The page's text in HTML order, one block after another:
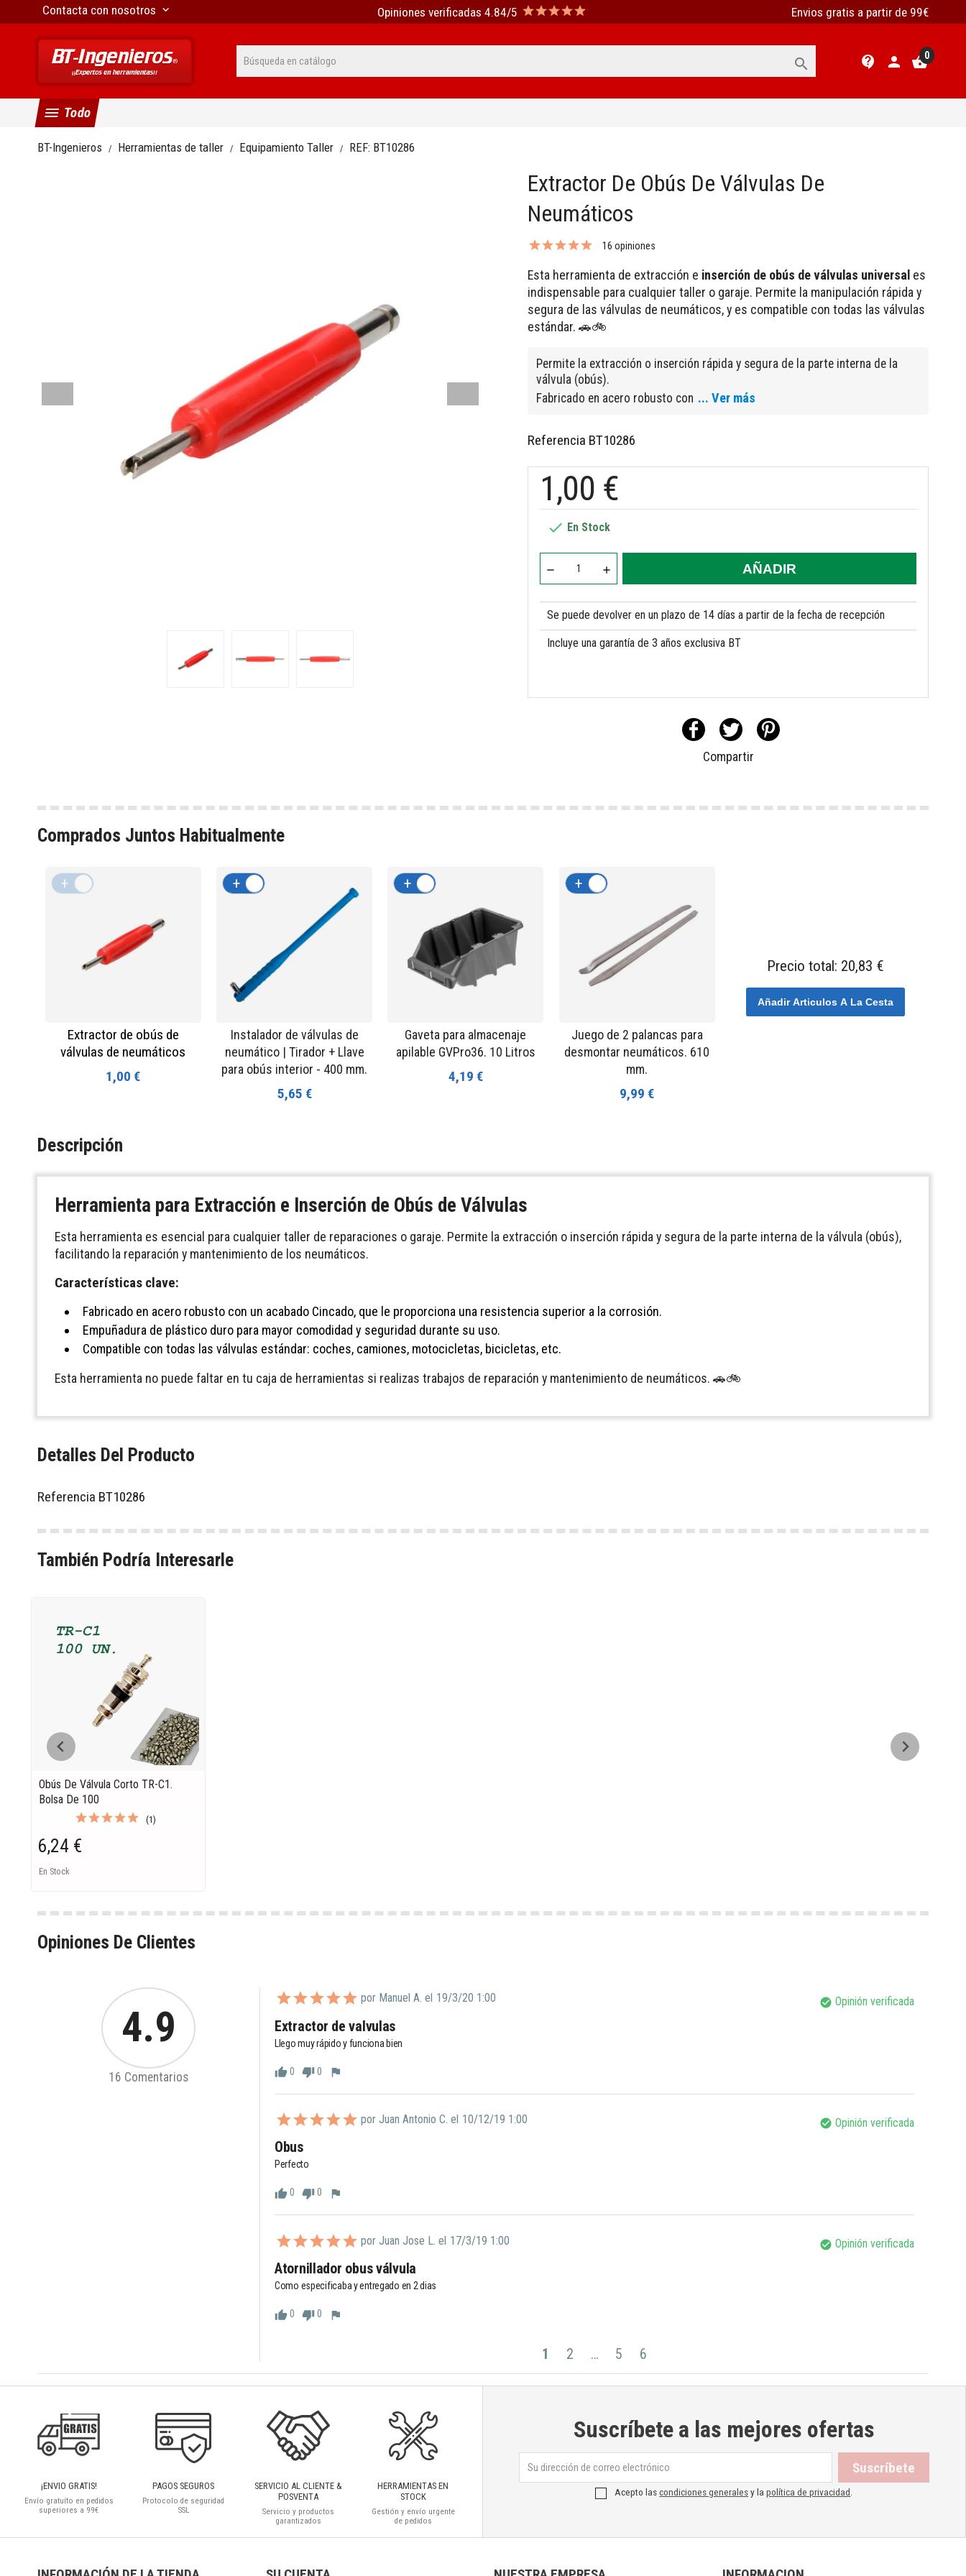
Contacta con nosotros keyboard_arrow_down Opiniones verificadas 4.84/5 Envios gratis a partir de 99€
 contact_support person shopping_basket0
menu Todo
BT-Ingenieros Herramientas de taller Equipamiento Taller REF: BT10286
Extractor De Obús De Válvulas De
Neumáticos
16 opiniones
Esta herramienta de extracción e inserción de obús de válvulas universal es
indispensable para cualquier taller o garaje. Permite la manipulación rápida y
segura de las válvulas de neumáticos, y es compatible con todas las válvulas
estándar. 🚗🚲
Permite la extracción o inserción rápida y segura de la parte interna de la
válvula (obús).
Fabricado en acero robusto con ... Ver más
Referencia BT10286
1,00 €
 En Stock
AÑADIR
Se puede devolver en un plazo de 14 días a partir de la fecha de recepción
Incluye una garantía de 3 años exclusiva BT
Compartir
Comprados Juntos Habitualmente
Extractor de obús de
válvulas de neumáticos
1,00 €
+
Instalador de válvulas de
neumático | Tirador + Llave
para obús interior - 400 mm.
5,65 €
+
Gaveta para almacenaje
apilable GVPro36. 10 Litros
4,19 €
+
Juego de 2 palancas para
desmontar neumáticos. 610
mm.
9,99 €
+
Precio total: 20,83 €
Añadir Articulos A La Cesta
Descripción
Herramienta para Extracción e Inserción de Obús de Válvulas
Esta herramienta es esencial para cualquier taller de reparaciones o garaje. Permite la extracción o inserción rápida y segura de la parte interna de la válvula (obús),
facilitando la reparación y mantenimiento de los neumáticos.
Características clave:
Fabricado en acero robusto con un acabado Cincado, que le proporciona una resistencia superior a la corrosión.
Empuñadura de plástico duro para mayor comodidad y seguridad durante su uso.
Compatible con todas las válvulas estándar: coches, camiones, motocicletas, bicicletas, etc.
Esta herramienta no puede faltar en tu caja de herramientas si realizas trabajos de reparación y mantenimiento de neumáticos. 🚗🚲
Detalles Del Producto
Referencia BT10286
También Podría Interesarle
Obús De Válvula Corto TR-C1.
Bolsa De 100
(1)
6,24 €
En Stock
Opiniones De Clientes
4.9
16 Comentarios
por Manuel A. el 19/3/20 1:00 check_circle Opinión verificada
Extractor de valvulas
Llego muy rápido y funciona bien
thumb_up0 thumb_down0 flag
por Juan Antonio C. el 10/12/19 1:00 check_circle Opinión verificada
Obus
Perfecto
thumb_up0 thumb_down0 flag
por Juan Jose L. el 17/3/19 1:00 check_circle Opinión verificada
Atornillador obus válvula
Como especificaba y entregado en 2 dias
thumb_up0 thumb_down0 flag
1 2 … 5 6
¡ENVIO GRATIS!
Envío gratuíto en pedidos
superiores a 99€
PAGOS SEGUROS
Protocolo de seguridad
SSL
SERVICIO AL CLIENTE &
POSVENTA
Servicio y productos
garantizados
HERRAMIENTAS EN
STOCK
Gestión y envío urgente
de pedidos
Suscríbete a las mejores ofertas
Acepto lascondiciones generalesy lapolítica de privacidad.